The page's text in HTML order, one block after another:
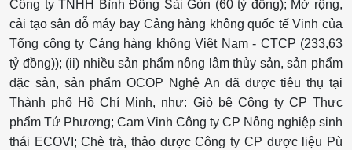
Công ty TNHH Bình Đông Sài Gòn (60 tỷ đồng); Mở rộng,
cải tạo sân đỗ máy bay Cảng hàng không quốc tế Vinh của
Tổng công ty Cảng hàng không Việt Nam - CTCP (233,63
tỷ đồng)); (ii) nhiều sản phẩm nông lâm thủy sản, sản phẩm
đặc sản, sản phẩm OCOP Nghệ An đã được tiêu thụ tại
Thành phố Hồ Chí Minh, như: Giò bê Công ty CP Thực
phẩm Tứ Phương; Cam Vinh Công ty CP Nông nghiệp sinh
thái ECOVI; Chè trà, thảo dược Công ty CP dược liệu Pù